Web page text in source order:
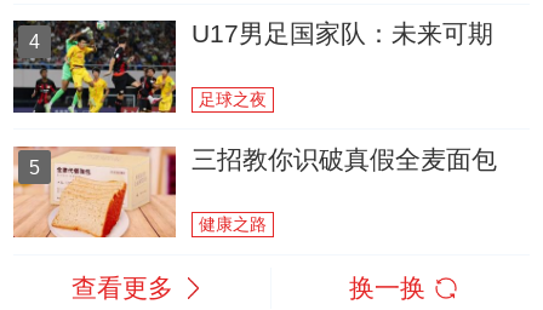
4 U17男足国家队：未来可期
足球之夜
5 三招教你识破真假全麦面包
健康之路
查看更多 换一换